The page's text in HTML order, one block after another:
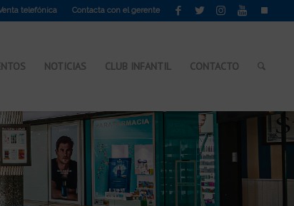
telefónica Contacta con el gerente
NOTICIAS CLUB INFANTIL CONTACTO